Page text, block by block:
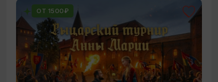
ОТ 1500₽